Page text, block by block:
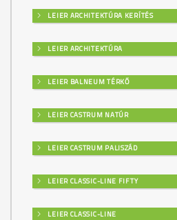
LEIER ARCHITEKTÚRA KERÍTÉS
LEIER ARCHITEKTÚRA
LEIER BALNEUM TÉRKŐ
LEIER CASTRUM NATÚR
LEIER CASTRUM PALISZÁD
LEIER CLASSIC-LINE FIFTY
LEIER CLASSIC-LINE